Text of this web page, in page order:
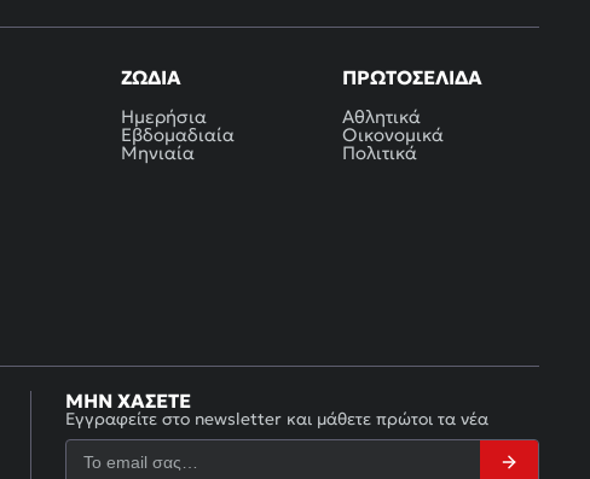
ΖΏΔΙΑ
Ημερήσια
Εβδομαδιαία
Μηνιαία
ΠΡΩΤΟΣΈΛΙΔΑ
Αθλητικά
Οικονομικά
Πολιτικά
ΜΗΝ ΧΆΣΕΤΕ
Εγγραφείτε στο newsletter και μάθετε πρώτοι τα νέα